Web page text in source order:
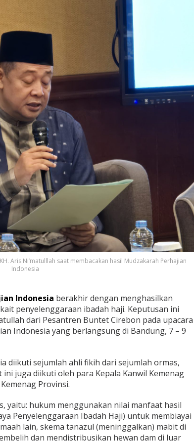
Aris Ni’matulllah saat membacakan hasil Mudzakarah Perhajian
Indonesia
Indonesia berakhir dengan menghasilkan
penyelenggaraan ibadah haji. Keputusan ini
dari Pesantren Buntet Cirebon pada upacara
Indonesia yang berlangsung di Bandung, 7 – 9
diikuti sejumlah ahli fikih dari sejumlah ormas,
ini juga diikuti oleh para Kepala Kanwil Kemenag
Provinsi.
yaitu: hukum menggunakan nilai manfaat hasil
Penyelenggaraan Ibadah Haji) untuk membiayai
lain, skema tanazul (meninggalkan) mabit di
dan mendistribusikan hewan dam di luar